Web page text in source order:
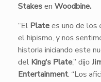
Stakesen Woodbine.
“El Platees uno de los
el hipismo, y nos
historia iniciando este
del King’s Plate,” dijo
Entertainment. “Los